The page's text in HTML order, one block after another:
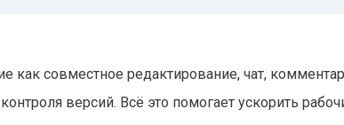
как совместное редактирование, чат,
версий. Всё это помогает ускорить